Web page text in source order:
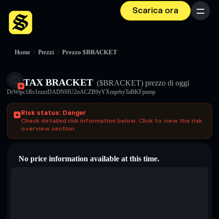
Scarica ora Menu
Home / Prezzi / Prezzo $BRACKET
TAX BRACKET ($BRACKET) prezzo di oggi
DrWtpc1Rs1ezzzDADNHU2oACZB9yYXmprbyTaBKFpump
Risk status: Danger
Check detailed risk information below. Click to view the risk
overview section.
No price information available at this time.